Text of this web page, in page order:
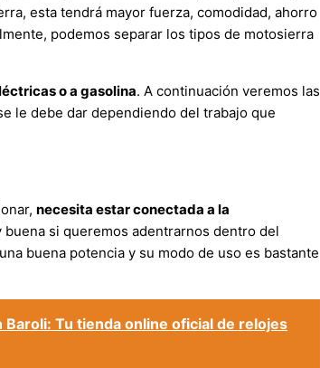
esta tendrá mayor fuerza, comodidad, ahorro
podemos separar los tipos de motosierra
o a gasolina. A continuación veremos las
le debe dar dependiendo del trabajo que
necesita estar conectada a la
si queremos adentrarnos dentro del
buena potencia y su modo de uso es bastante
Baroli: Tu tienda online oficial de relojes